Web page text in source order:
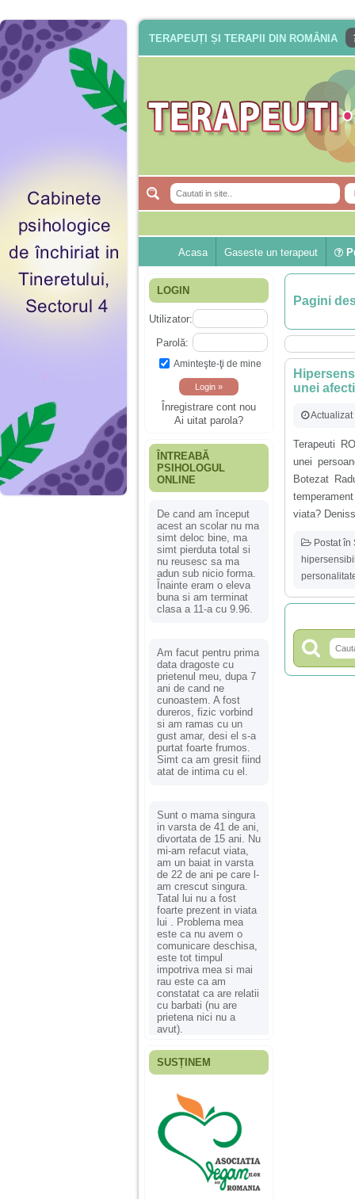
TERAPEUȚI ȘI TERAPII DIN ROMÂNIA
Acasa Gaseste un terapeut
LOGIN
Utilizator:
Parolă:
Aminteşte-ţi de mine
Înregistrare cont nou
Ai uitat parola?
ÎNTREABĂ
PSIHOLOGUL
ONLINE
De cand am început
acest an scolar nu ma
simt deloc bine, ma
simt pierduta total si
nu reusesc sa ma
adun sub nicio forma.
Înainte eram o eleva
buna si am terminat
clasa a 11-a cu 9.96.
Am facut pentru prima
data dragoste cu
prietenul meu, dupa 7
ani de cand ne
cunoastem. A fost
dureros, fizic vorbind
si am ramas cu un
gust amar, desi el s-a
purtat foarte frumos.
Simt ca am gresit fiind
atat de intima cu el.
Sunt o mama singura
in varsta de 41 de ani,
divortata de 15 ani. Nu
mi-am refacut viata,
am un baiat in varsta
de 22 de ani pe care l-
am crescut singura.
Tatal lui nu a fost
foarte prezent in viata
lui . Problema mea
este ca nu avem o
comunicare deschisa,
este tot timpul
impotriva mea si mai
rau este ca am
constatat ca are relatii
cu barbati (nu are
prietena nici nu a
avut).
Fiica mea s-a nascut
ani, privind in urma
realizez cat de multe
greseli am facut in
educatia si cresterea
ei, am fost o mama
egoista, preocupata
de implinirea
profesionala, cand ea
era mica am neglijat-
SUSȚINEM
Pagini
unei
Terapeuti
unei
Botezat
viata?
Postat în